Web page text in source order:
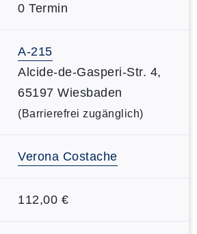
0 Termin
A-215
Alcide-de-Gasperi-Str. 4,
65197 Wiesbaden
(Barrierefrei zugänglich)
Verona Costache
112,00 €